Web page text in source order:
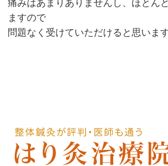
痛みはあまりありませんし、ほとん
ますので
問題なく受けていただけると思います